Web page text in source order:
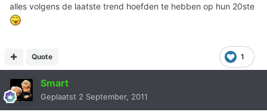
alles volgens de laatste trend hoefden te hebben op hun 20ste
1
Quote
Smart
Geplaatst 2 September, 2011